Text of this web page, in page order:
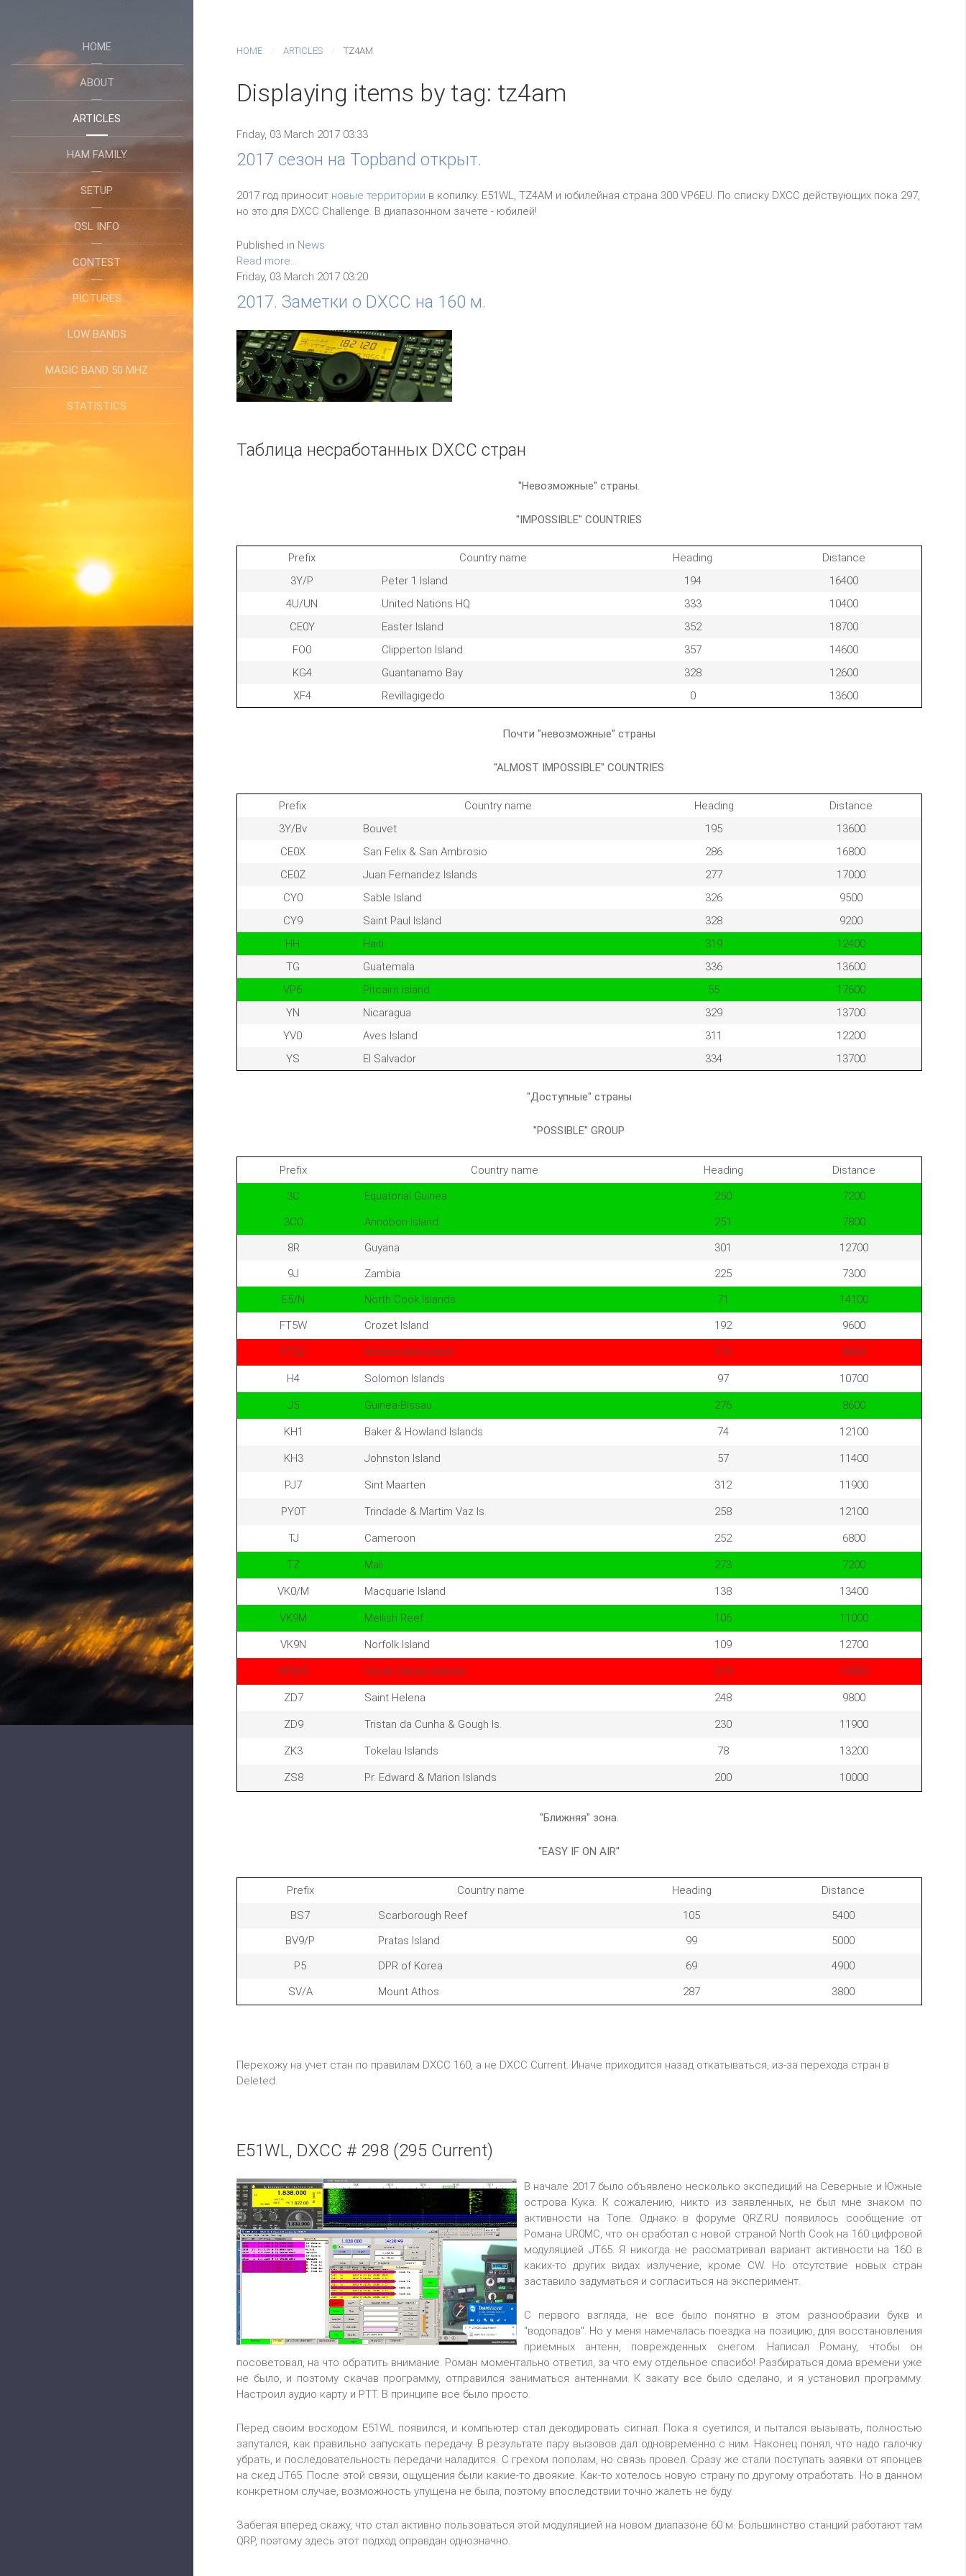
HOME
ABOUT
ARTICLES
HAM FAMILY
SETUP
QSL INFO
CONTEST
PICTURES
LOW BANDS
MAGIC BAND 50 MHZ
STATISTICS
HOME ARTICLES TZ4AM
Displaying items by tag: tz4am
Friday, 03 March 2017 03:33
2017 сезон на Topband открыт.
2017 год приносит новые территории в копилку. E51WL, TZ4AM и юбилейная страна 300 VP6EU. По списку DXCC действующих пока 297,
но это для DXCC Challenge. В диапазонном зачете - юбилей!
Published in News
Read more...
Friday, 03 March 2017 03:20
2017. Заметки о DXCC на 160 м.
Таблица несработанных DXCC стран
"Невозможные" страны.
"IMPOSSIBLE" COUNTRIES
Prefix Country name Heading
Distance
3Y/P
Peter 1 Island 194
16400
4U/UN
United Nations HQ 333
10400
CE0Y
Easter Island 352
18700
FO0
Clipperton Island 357
14600
KG4
Guantanamo Bay 328
12600
XF4
Revillagigedo 0 13600
Почти "невозможные" страны
"ALMOST IMPOSSIBLE" COUNTRIES
Prefix Country name Heading
Distance
3Y/Bv
Bouvet 195
13600
CE0X
San Felix & San Ambrosio 286
16800
CE0Z
Juan Fernandez Islands 277
17000
CY0
Sable Island 326
9500
CY9
Saint Paul Island 328
9200
HH
Haiti 319
12400
TG
Guatemala 336
13600
VP6
Pitcairn Island 55
17600
YN
Nicaragua 329
13700
YV0
Aves Island 311
12200
YS
El Salvador 334 13700
"Доступные" страны
"POSSIBLE" GROUP
Prefix Country name Heading
Distance
3C
Equatorial Guinea 250
7200
3C0
Annobon Island 251
7800
8R
Guyana 301
12700
9J
Zambia 225
7300
E5/N
North Cook Islands 71
14100
FT5W
Crozet Island 192 9600
FT5Z Amsterdam Island 173 8600
H4 Solomon Islands 97 10700
J5 Guinea-Bissau 276 8600
KH1 Baker & Howland Islands 74 12100
KH3 Johnston Island 57 11400
PJ7 Sint Maarten 312 11900
PY0T Trindade & Martim Vaz Is. 258 12100
TJ Cameroon 252 6800
TZ Mali 273 7200
VK0/M Macquarie Island 138 13400
VK9M Mellish Reef 106 11000
VK9N Norfolk Island 109 12700
VP8/O South Orkney Islands 219 15000
ZD7 Saint Helena 248 9800
ZD9 Tristan da Cunha & Gough Is. 230 11900
ZK3 Tokelau Islands 78 13200
ZS8 Pr. Edward & Marion Islands 200 10000
"Ближняя" зона.
"EASY IF ON AIR"
Prefix Country name Heading
Distance
BS7
Scarborough Reef 105
5400
BV9/P
Pratas Island 99
5000
P5
DPR of Korea 69
4900
SV/A
Mount Athos 287 3800
Перехожу на учет стан по правилам DXCC 160, а не DXCC Current. Иначе приходится назад откатываться, из-за перехода стран в
Deleted.
E51WL, DXCC # 298 (295 Current)
В начале 2017 было объявлено несколько экспедиций на Северные и Южные
острова Кука. К сожалению, никто из заявленных, не был мне знаком по
активности на Топе. Однако в форуме QRZ.RU появилось сообщение от
Романа UR0MC, что он сработал с новой страной North Cook на 160 цифровой
модуляцией JT65. Я никогда не рассматривал вариант активности на 160 в
каких-то других видах излучение, кроме CW. Но отсутствие новых стран
заставило задуматься и согласиться на эксперимент.
С первого взгляда, не все было понятно в этом разнообразии букв и
"водопадов". Но у меня намечалась поездка на позицию, для восстановления
приемных антенн, поврежденных снегом. Написал Роману, чтобы он
посоветовал, на что обратить внимание. Роман моментально ответил, за что ему отдельное спасибо! Разбираться дома времени уже
не было, и поэтому скачав программу, отправился заниматься антеннами. К закату все было сделано, и я установил программу.
Настроил аудио карту и PTT. В принципе все было просто.
Перед своим восходом E51WL появился, и компьютер стал декодировать сигнал. Пока я суетился, и пытался вызывать, полностью
запутался, как правильно запускать передачу. В результате пару вызовов дал одновременно с ним. Наконец понял, что надо галочку
убрать, и последовательность передачи наладится. С грехом пополам, но связь провел. Сразу же стали поступать заявки от японцев
на скед JT65. После этой связи, ощущения были какие-то двоякие. Как-то хотелось новую страну по другому отработать. Но в данном
конкретном случае, возможность упущена не была, поэтому впоследствии точно жалеть не буду.
Забегая вперед скажу, что стал активно пользоваться этой модуляцией на новом диапазоне 60 м. Большинство станций работают там
QRP, поэтому здесь этот подход оправдан однозначно.